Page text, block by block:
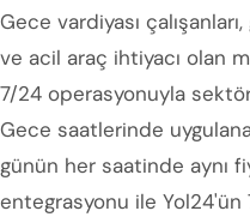
Gece vardiyası
ve acil araç ihtiyacı olan
7/24 operasyonuyla
Gece saatlerinde
günün her saatinde aynı
entegrasyonu ile